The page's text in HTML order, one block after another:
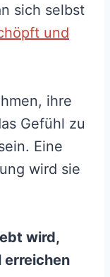
sich selbst
und
ihre
Gefühl zu
Eine
wird sie
wird,
erreichen